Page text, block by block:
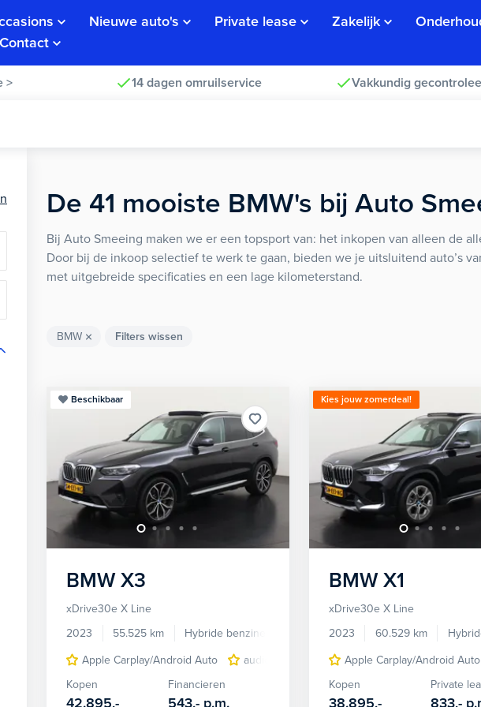
Nieuwe auto's Private lease Zakelijk
Contact
> 14 dagen omruilservice Vakkundig
De 41 mooiste BMW's bij Auto
Bij Auto Smeeing maken we er een topsport van: het inkopen van alleen de
Door bij de inkoop selectief te werk te gaan, bieden we je uitsluitend auto’s
met uitgebreide specificaties en een lage kilometerstand.
BMW Filters wissen
Beschikbaar
BMW X3
xDrive30e X Line
2023
55.525 km Hybride benzine
Automaat
Apple Carplay/Android Auto
audio installatie Comfort Access pakket
Kopen
42.895,-
Financieren
543,- p.m.
Kies jouw zomerdeal!
BMW X1
xDrive30e X Line
2023
60.529 km
Apple Carplay/Android Auto
Kopen
38.895,-
Private
833,-